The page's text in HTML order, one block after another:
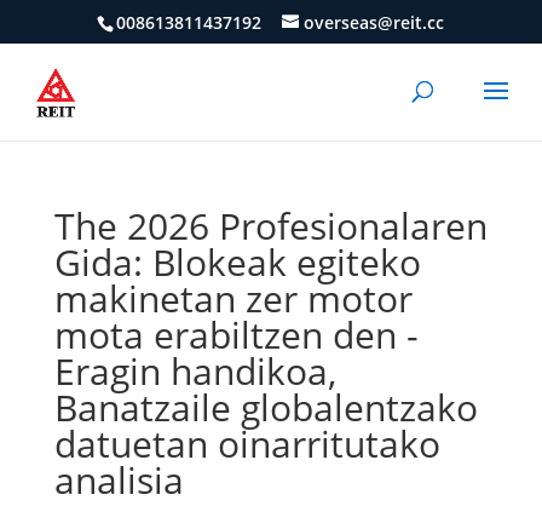
008613811437192 overseas@reit.cc
The 2026 Profesionalaren
Gida: Blokeak egiteko
makinetan zer motor
mota erabiltzen den -
Eragin handikoa,
Banatzaile globalentzako
datuetan oinarritutako
analisia